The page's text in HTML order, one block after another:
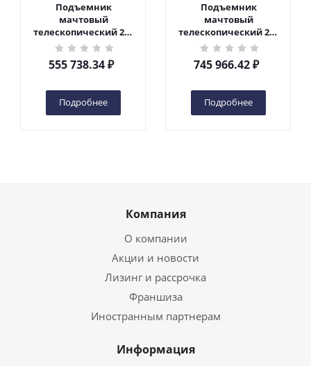
Подъемник
мачтовый
телескопический 200
кг 6 м TOR GTWY6-200S
DC 2-мачтовый
(автономный) (G) в
555 738.34₽
Подробнее
Подъемник
мачтовый
телескопический 200
кг 10 м TOR GTWY10-
200S DC 2-мачтовый
(автономный) (N) в
745 966.42₽
Подробнее
Компания
О компании
Акции и новости
Лизинг и рассрочка
Франшиза
Иностранным партнерам
Информация